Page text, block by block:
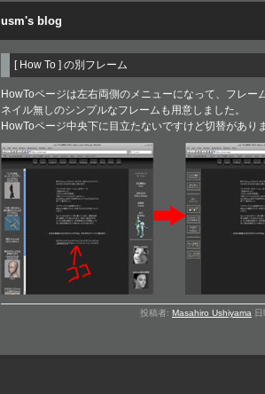
usm's blog
[ How To ] の別フレーム
HowToページは左右両側のメニューになって、フレー
ネイル無しのシンプルなフレームも用意しました。
HowToページ中央下に目立たないですけど切替があり
投稿者: Masahiro Ushiyama